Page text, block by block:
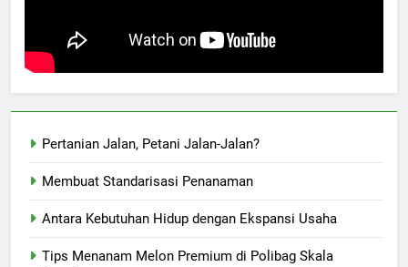
Pertanian Jalan, Petani Jalan-Jalan?
Membuat Standarisasi Penanaman
Antara Kebutuhan Hidup dengan Ekspansi Usaha
Tips Menanam Melon Premium di Polibag Skala